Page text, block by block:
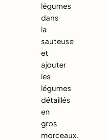
légumes
dans
la
sauteuse
et
ajouter
les
légumes
détaillés
en
gros
morceaux.